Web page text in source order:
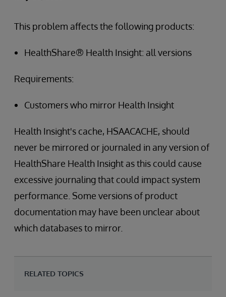
This problem affects the following products:
HealthShare® Health Insight: all versions
Requirements:
Customers who mirror Health Insight
Health Insight's cache, HSAACACHE, should
never be mirrored or journaled in any version of
HealthShare Health Insight as this could cause
excessive journaling that could impact system
performance. Some versions of product
documentation may have been unclear about
which databases to mirror.
RELATED TOPICS